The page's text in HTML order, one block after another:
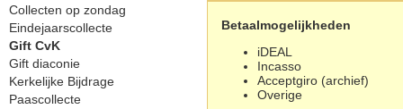
Betaalmogelijkheden
iDEAL
Incasso
Acceptgiro (archief)
Overige
Collecten op zondag
Eindejaarscollecte
Gift CvK
Gift diaconie
Kerkelijke Bijdrage
Paascollecte